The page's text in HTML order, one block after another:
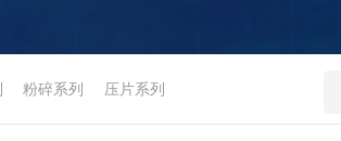
粉碎系列 压片系列